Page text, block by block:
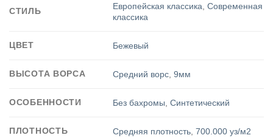
СТИЛЬ Европейская классика ,Современная
классика
ЦВЕТ Бежевый
ВЫСОТА ВОРСА Средний ворс ,9мм
ОСОБЕННОСТИ Без бахромы ,Синтетический
ПЛОТНОСТЬ Средняя плотность ,700.000 уз/м2